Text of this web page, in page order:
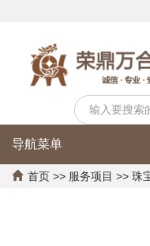
导航菜单
首页 >> 服务项目 >> 珠